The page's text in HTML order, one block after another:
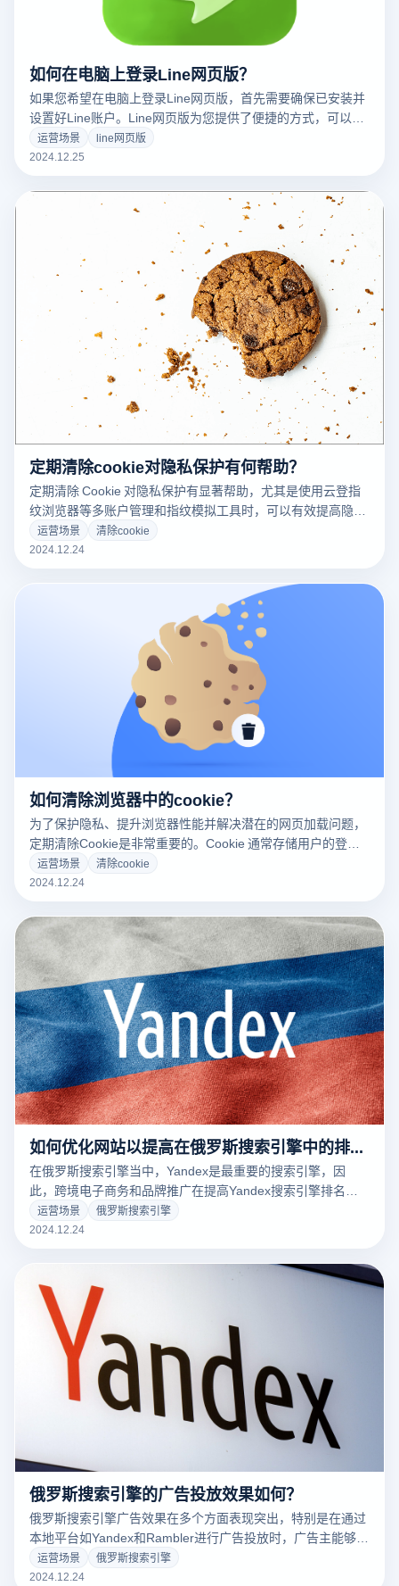
如何在电脑上登录Line网页版？
如果您希望在电脑上登录Line网页版，首先需要确保已安装并
设置好Line账户。Line网页版为您提供了便捷的方式，可以直
接通过浏览器与朋友聊天，管理消息，而无需依赖手机。以下
是通过云登指纹浏览器登录Line网页版的简易步骤：
运营场景
line网页版
2024.12.25
定期清除cookie对隐私保护有何帮助？
定期清除 Cookie 对隐私保护有显著帮助，尤其是使用云登指
纹浏览器等多账户管理和指纹模拟工具时，可以有效提高隐私
安全。以下是定期清除 Cookie 怎样帮助隐私保护，以及如何
通过云登指纹浏览器进一步加强这一保护措施：
运营场景
清除cookie
2024.12.24
如何清除浏览器中的cookie？
为了保护隐私、提升浏览器性能并解决潜在的网页加载问题，
定期清除Cookie是非常重要的。Cookie 通常存储用户的登录
信息、浏览历史和其他偏好设置，虽然它们有助于提升用户体
验，但在某些情况下也可能导致隐私泄露或影响浏览器速度。
运营场景
清除cookie
2024.12.24
如何优化网站以提高在俄罗斯搜索引擎中的排名？
在俄罗斯搜索引擎当中，Yandex是最重要的搜索引擎，因
此，跨境电子商务和品牌推广在提高Yandex搜索引擎排名方
面起着至关重要的作用。优化不仅涉及网站的技术和内容，还
需考虑俄罗斯用户的搜索习惯以及Yandex的排名算法要求。
管理多个账户，进行市场调查，并确保SEO策略的实施更加高
效和安全。
运营场景
俄罗斯搜索引擎
2024.12.24
俄罗斯搜索引擎的广告投放效果如何？
俄罗斯搜索引擎广告效果在多个方面表现突出，特别是在通过
本地平台如Yandex和Rambler进行广告投放时，广告主能够获
得更精准的市场定位和更高的转化率。随着俄罗斯互联网用户
的逐步增长，尤其是移动端的普及，俄罗斯搜索引擎广告已经
运营场景
俄罗斯搜索引擎
2024.12.24